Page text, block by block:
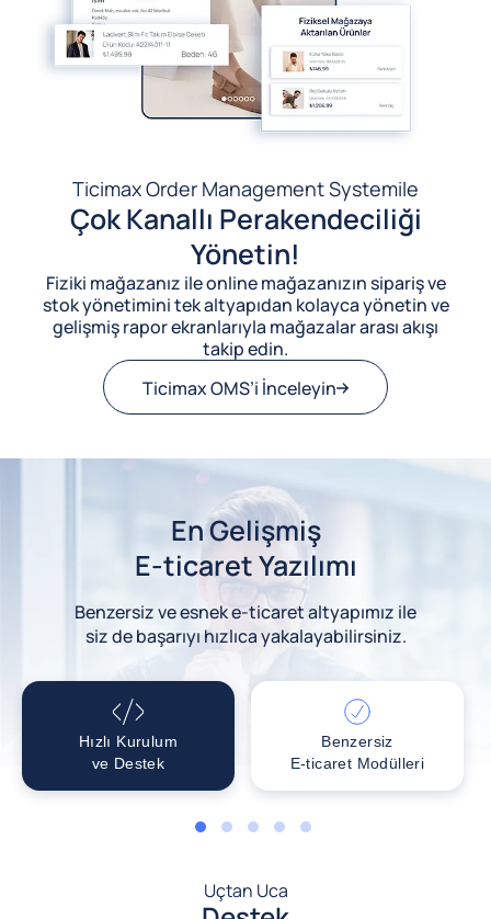
Ticimax Order Management Systemile
Çok Kanallı Perakendeciliği
Yönetin!
Fiziki mağazanız ile online mağazanızın sipariş ve
stok yönetimini tek altyapıdan kolayca yönetin ve
gelişmiş rapor ekranlarıyla mağazalar arası akışı
takip edin.
Ticimax OMS’i İnceleyin
En Gelişmiş
E-ticaret Yazılımı
Benzersiz ve esnek e-ticaret altyapımız ile
siz de başarıyı hızlıca yakalayabilirsiniz.
Hızlı Kurulum
ve Destek
Benzersiz
E-ticaret Modülleri
1 2 3 4 5
Uçtan Uca